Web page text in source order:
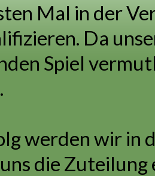
Mal in der
Da
Spiel
werden wir in
die